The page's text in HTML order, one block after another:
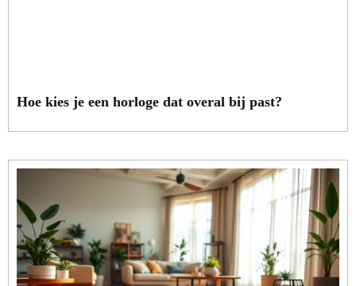
Hoe kies je een horloge dat overal bij past?